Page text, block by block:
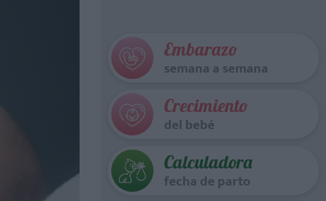
Embarazo
semana a semana
Crecimiento
del bebé
Calculadora
fecha de parto